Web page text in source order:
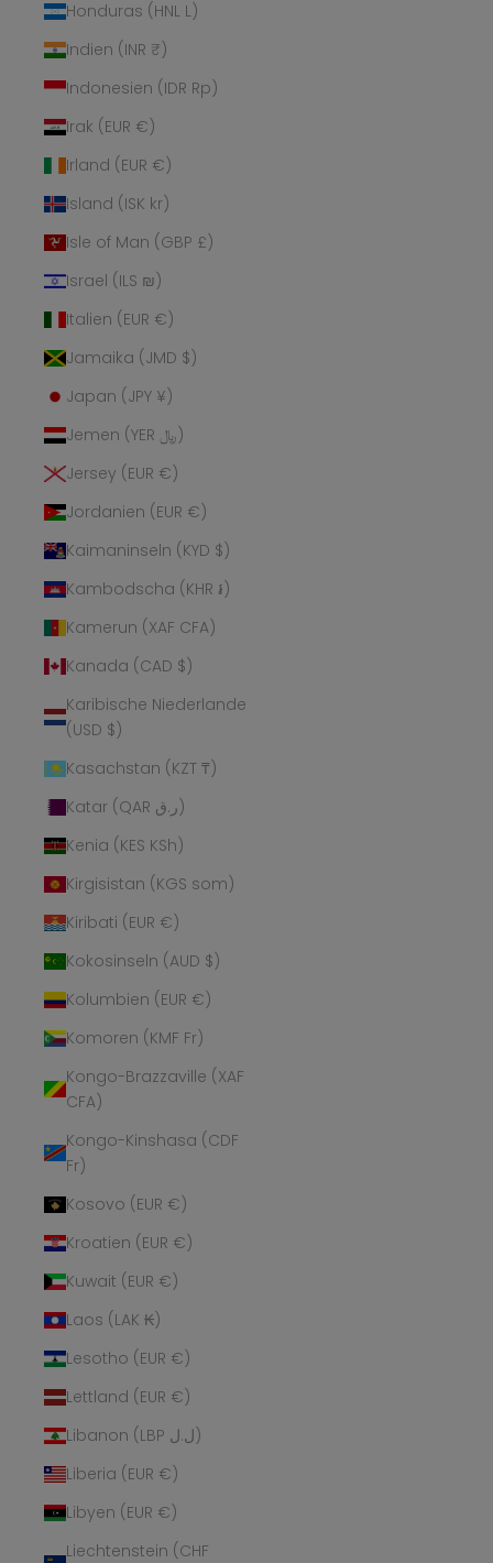
Honduras (HNL L)
Indien (INR ₹)
Indonesien (IDR Rp)
Irak (EUR €)
Irland (EUR €)
Island (ISK kr)
Isle of Man (GBP £)
Israel (ILS ₪)
Italien (EUR €)
Jamaika (JMD $)
Japan (JPY ¥)
Jemen (YER ﷼)
Jersey (EUR €)
Jordanien (EUR €)
Kaimaninseln (KYD $)
Kambodscha (KHR ៛)
Kamerun (XAF CFA)
Kanada (CAD $)
Karibische Niederlande
(USD $)
Kasachstan (KZT ₸)
Katar (QAR ر.ق)
Kenia (KES KSh)
Kirgisistan (KGS som)
Kiribati (EUR €)
Kokosinseln (AUD $)
Kolumbien (EUR €)
Komoren (KMF Fr)
Kongo-Brazzaville (XAF
CFA)
Kongo-Kinshasa (CDF
Fr)
Kosovo (EUR €)
Kroatien (EUR €)
Kuwait (EUR €)
Laos (LAK ₭)
Lesotho (EUR €)
Lettland (EUR €)
Libanon (LBP ل.ل)
Liberia (EUR €)
Libyen (EUR €)
Liechtenstein (CHF